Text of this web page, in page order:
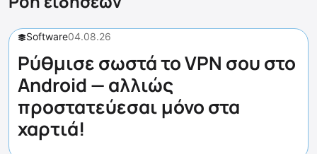
Software04.08.26
Ρύθμισε σωστά το VPN σου στο
Android — αλλιώς
προστατεύεσαι μόνο στα
χαρτιά!